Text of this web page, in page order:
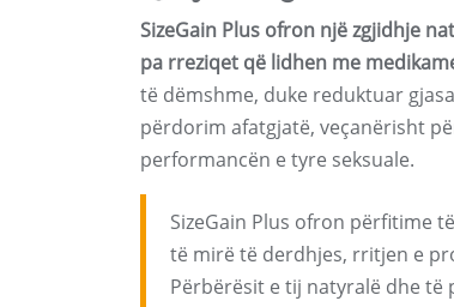
SizeGain Plus ofron një zgjidhje
pa rreziqet që lidhen me
të dëmshme, duke reduktuar
përdorim afatgjatë, veçanërisht
performancën e tyre seksuale.
SizeGain Plus ofron përfitime
të mirë të derdhjes, rritjen e
Përbërësit e tij natyralë dhe të